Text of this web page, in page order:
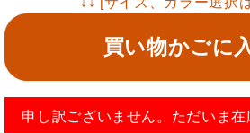
買い物かごに
申し訳ございません。ただいま在